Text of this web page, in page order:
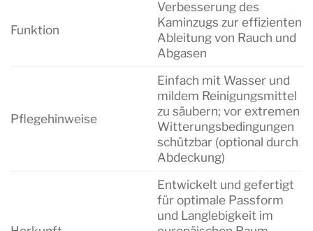
Funktion
Verbesserung des
Kaminzugs zur effizienten
Ableitung von Rauch und
Abgasen
Pflegehinweise
Einfach mit Wasser und
mildem Reinigungsmittel
zu säubern; vor extremen
Witterungsbedingungen
schützbar (optional durch
Abdeckung)
Entwickelt und gefertigt
für optimale Passform
und Langlebigkeit im